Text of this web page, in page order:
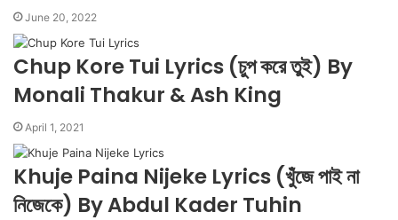
June 20, 2022
Chup Kore Tui Lyrics (চুপ করে তুই) By
Monali Thakur & Ash King
April 1, 2021
Khuje Paina Nijeke Lyrics (খুঁজে পাই না
নিজেকে) By Abdul Kader Tuhin